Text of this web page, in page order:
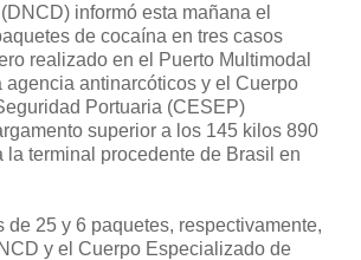
informó esta mañana el
de cocaína en tres casos
realizado en el Puerto Multimodal
agencia antinarcóticos y el Cuerpo
Portuaria (CESEP)
superior a los 145 kilos 890
la terminal procedente de Brasil en
de 25 y 6 paquetes, respectivamente,
y el Cuerpo Especializado de